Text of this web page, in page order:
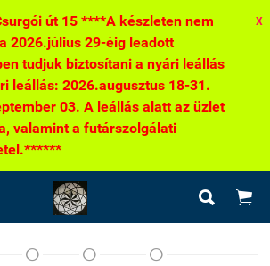
út 15 ****A készleten nem
2026.július 29-éig leadott
tudjuk biztosítani a nyári leállás
leállás: 2026.augusztus 18-31.
03. A leállás alatt az üzlet
valamint a futárszolgálati
X
 
  